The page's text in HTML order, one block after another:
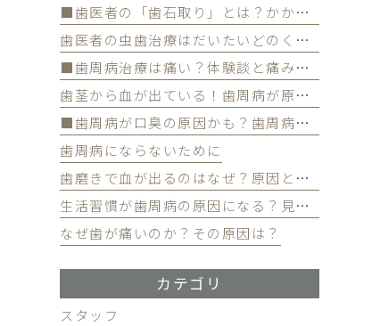
■歯医者の「歯石取り」とは？かかる費用について
歯医者の虫歯治療はだいたいどのくらい期間かかる？
■歯周病治療は痛い？体験談と痛みを軽減する方法
歯茎から血が出ている！歯周病が原因かも
■歯周病が口臭の原因かも？歯周病と口臭の関係について
歯周病にならないために
歯磨きで血が出るのはなぜ？原因と対策を解説
生活習慣が歯周病の原因になる？見直すべき習慣とは？
なぜ歯が痛いのか？その原因は？
カテゴリ
スタッフ